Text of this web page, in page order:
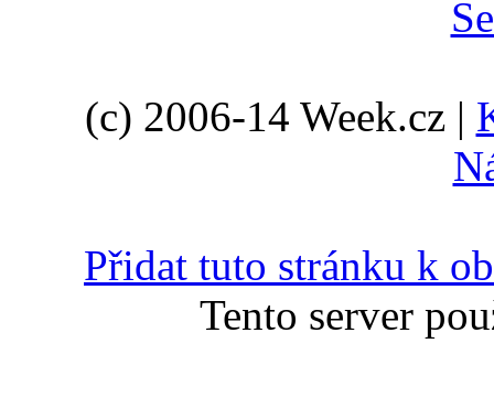
(c) 2006-14 Week.cz |
Přidat tuto stránku k
Tento server